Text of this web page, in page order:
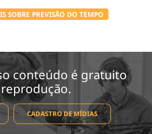
SOBRE PREVISÃO DO TEMPO
conteúdo é gratuito
CADASTRO DE MÍDIAS